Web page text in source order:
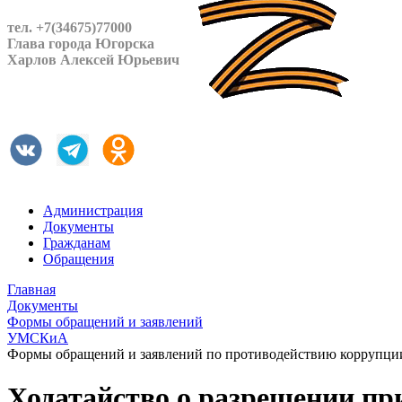
тел. +7(34675)77000
Глава города Югорска
Харлов Алексей Юрьевич
Администрация
Документы
Гражданам
Обращения
Главная
Документы
Формы обращений и заявлений
УМСКиА
Формы обращений и заявлений по противодействию